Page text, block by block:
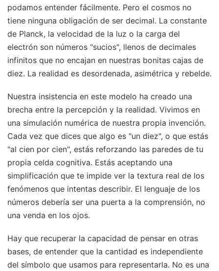
podamos entender fácilmente. Pero el cosmos no
tiene ninguna obligación de ser decimal. La constante
de Planck, la velocidad de la luz o la carga del
electrón son números "sucios", llenos de decimales
infinitos que no encajan en nuestras bonitas cajas de
diez. La realidad es desordenada, asimétrica y rebelde.
Nuestra insistencia en este modelo ha creado una
brecha entre la percepción y la realidad. Vivimos en
una simulación numérica de nuestra propia invención.
Cada vez que dices que algo es "un diez", o que estás
"al cien por cien", estás reforzando las paredes de tu
propia celda cognitiva. Estás aceptando una
simplificación que te impide ver la textura real de los
fenómenos que intentas describir. El lenguaje de los
números debería ser una puerta a la comprensión, no
una venda en los ojos.
Hay que recuperar la capacidad de pensar en otras
bases, de entender que la cantidad es independiente
del símbolo que usamos para representarla. No es una